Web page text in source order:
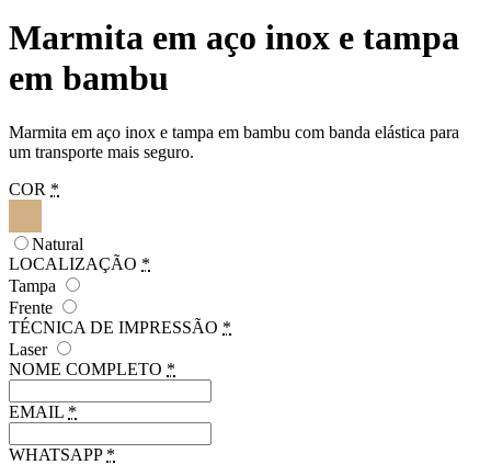
Marmita em aço inox e tampa
em bambu
Marmita em aço inox e tampa em bambu com banda elástica para
um transporte mais seguro.
COR *
Natural
LOCALIZAÇÃO *
Tampa
Frente
TÉCNICA DE IMPRESSÃO *
Laser
NOME COMPLETO *
EMAIL *
WHATSAPP *